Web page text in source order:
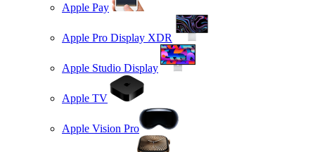
Apple Pay
Apple Pro Display XDR
Apple Studio Display
Apple TV
Apple Vision Pro